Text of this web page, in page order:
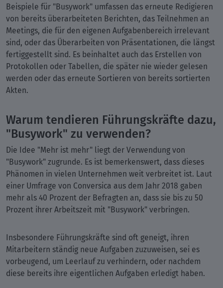
Beispiele für "Busywork" umfassen das erneute Redigieren
von bereits überarbeiteten Berichten, das Teilnehmen an
Meetings, die für den eigenen Aufgabenbereich irrelevant
sind, oder das Überarbeiten von Präsentationen, die längst
fertiggestellt sind. Es beinhaltet auch das Erstellen von
Protokollen oder Tabellen, die später nie wieder gelesen
werden oder das erneute Sortieren von bereits sortierten
Akten.
Warum tendieren Führungskräfte dazu,
"Busywork" zu verwenden?
Die Idee "Mehr ist mehr" liegt der Verwendung von
"Busywork" zugrunde. Es ist bemerkenswert, dass dieses
Phänomen in vielen Unternehmen weit verbreitet ist. Laut
einer Umfrage von Conversica aus dem Jahr 2018 gaben
mehr als 40 Prozent der Befragten an, dass sie bis zu 50
Prozent ihrer Arbeitszeit mit "Busywork" verbringen.
Insbesondere Führungskräfte sind oft geneigt, ihren
Mitarbeitern ständig neue Aufgaben zuzuweisen, sei es
vorbeugend, um Leerlauf zu verhindern, oder nachdem
diese bereits ihre eigentlichen Aufgaben erledigt haben.